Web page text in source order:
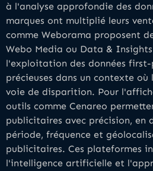
à l'analyse approfondie des
marques ont multiplié leurs
comme Weborama proposent
Webo Media ou Data &
l'exploitation des données
précieuses dans un contexte
voie de disparition. Pour
outils comme Cenareo
publicitaires avec précision, en
période, fréquence et
publicitaires. Ces plateformes
l'intelligence artificielle et